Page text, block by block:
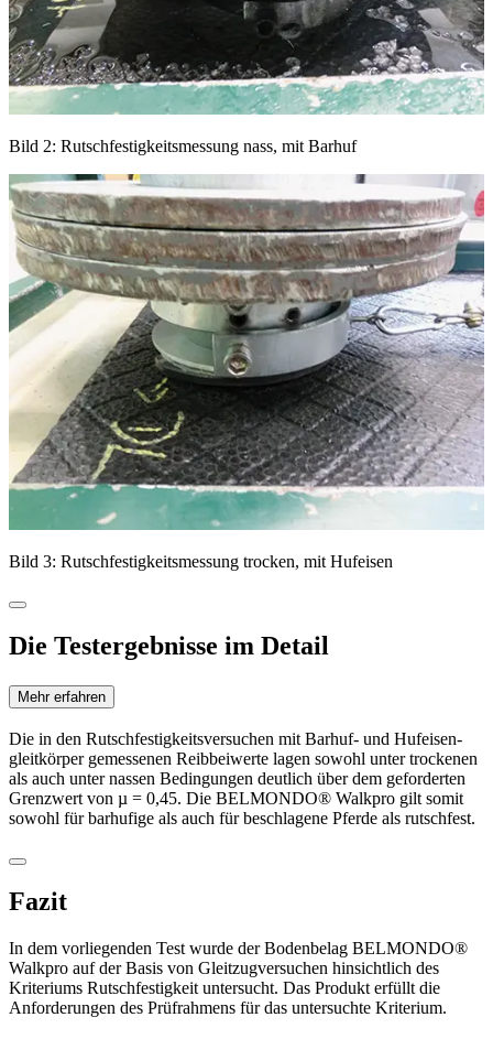
Bild 2: Rutschfestigkeitsmessung nass, mit Barhuf
Bild 3: Rutschfestigkeitsmessung trocken, mit Hufeisen
Die Testergebnisse im Detail
Mehr erfahren
Die in den Rutschfestigkeitsver­suchen mit Barhuf- und Hufeisen­
gleitkörper gemessenen Reib­beiwerte lagen sowohl unter trockenen
als auch unter nassen ­Bedingungen deutlich über dem geforderten
Grenzwert von µ = 0,45. Die BELMONDO® Walkpro gilt somit
sowohl für barhufige als auch für beschlagene Pferde als rutschfest.
Fazit
In dem vorliegenden Test wurde der Bodenbelag BELMONDO®
Walkpro auf der Basis von Gleitzugversuchen hinsichtlich des
Kriteriums Rutschfestigkeit untersucht. Das Produkt erfüllt die
Anforderungen des Prüfrahmens für das untersuchte Kriterium.